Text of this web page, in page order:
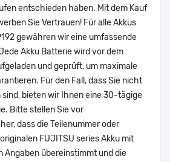
entschieden haben. Mit dem Kauf
Sie Vertrauen! Für alle Akkus
gewähren wir eine umfassende
Akku Batterie wird vor dem
und geprüft, um maximale
Für den Fall, dass Sie nicht
bieten wir Ihnen eine 30-tägige
Bitte stellen Sie vor
dass die Teilenummer oder
FUJITSU series Akku mit
Angaben übereinstimmt und die